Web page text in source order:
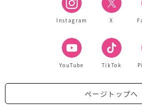
Instagram X
YouTube TikTok
ページトップへ